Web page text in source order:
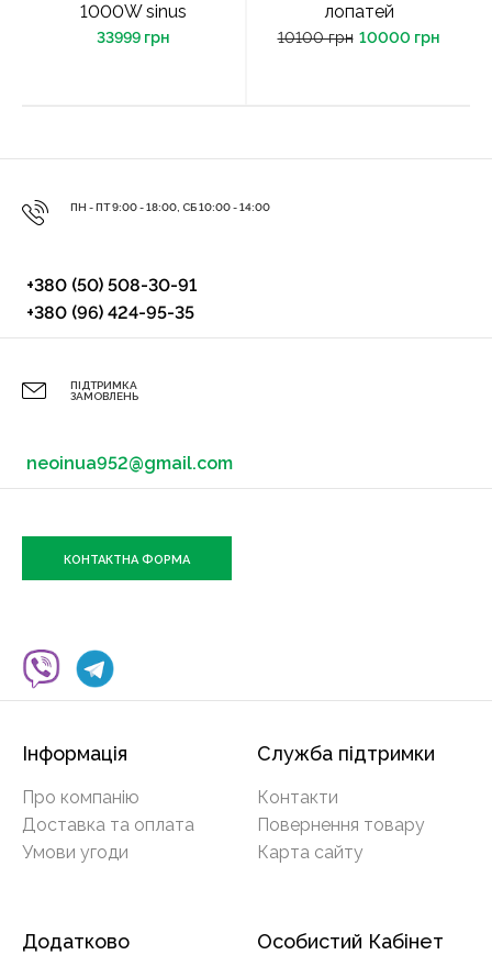
1000W sinus
33999 грн
лопатей
10100 грн 10000 грн
ПН - ПТ 9:00 - 18:00, СБ 10:00 - 14:00
+380 (50) 508-30-91
+380 (96) 424-95-35
ПІДТРИМКА
ЗАМОВЛЕНЬ
neoinua952@gmail.com
КОНТАКТНА ФОРМА
Інформація
Про компанію
Доставка та оплата
Умови угоди
Служба підтримки
Контакти
Повернення товару
Карта сайту
Додатково Особистий Кабінет